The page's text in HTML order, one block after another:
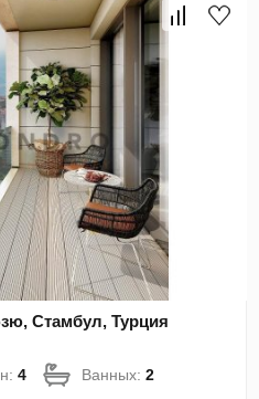
Стамбул, Турция
4 Ванных:2